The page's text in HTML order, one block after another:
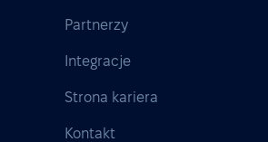
Partnerzy
Integracje
Strona kariera
Kontakt